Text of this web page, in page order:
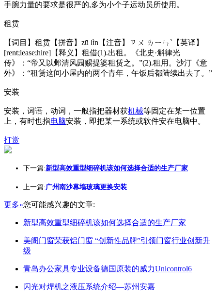
手腕力量的要求是很严的,多为小个子运动员所使用。
租赁
【词目】租赁【拼音】zū lìn【注音】ㄗㄨ ㄌㄧㄣˋ【英译】
[rent;lease;hire]【释义】租借(1).出租。《北史·斛律光
传》：“帝又以邺清风园赐提婆租赁之。”(2).租用。沙汀《意
外》：“租赁这间小屋内的两个青年，午饭后都陆续出去了。”
安装
安装，词语，动词，一般指把器材获机械等固定在某一位置
上，有时也指电脑安装，即把某一系统或软件安在电脑中。
打赏
下一篇:新型高效重型细碎机该如何选择合适的生产厂家
上一篇:广州南沙幕墙玻璃更换安装
更多»您可能感兴趣的文章:
新型高效重型细碎机该如何选择合适的生产厂家
美阁门窗荣获铝门窗 “创新性品牌”引领门窗行业创新升
级
青岛办公家具专业设备德国原装的威力Unicontrol6
闪光对焊机之液压系统介绍—苏州安嘉